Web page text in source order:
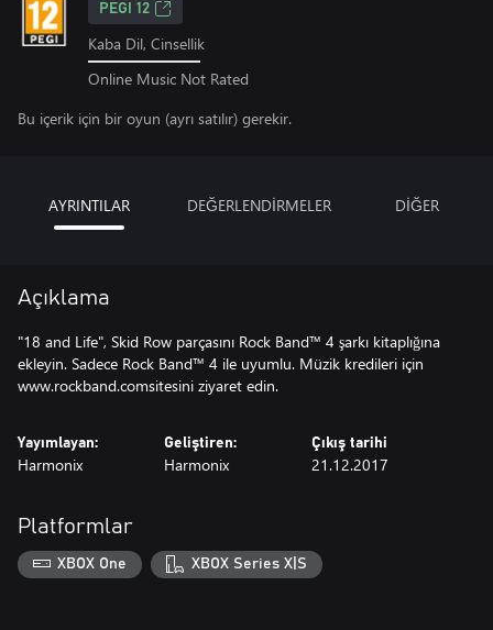
PEGI 12
Kaba Dil, Cinsellik
Online Music Not Rated
Bu içerik için bir oyun (ayrı satılır) gerekir.
AYRINTILAR DEĞERLENDİRMELER DİĞER
Açıklama
"18 and Life", Skid Row parçasını Rock Band™ 4 şarkı kitaplığına
ekleyin. Sadece Rock Band™ 4 ile uyumlu. Müzik kredileri için
www.rockband.comsitesini ziyaret edin.
Yayımlayan:
Harmonix
Geliştiren:
Harmonix
Çıkış tarihi
21.12.2017
Platformlar
XBOX One XBOX Series X|S